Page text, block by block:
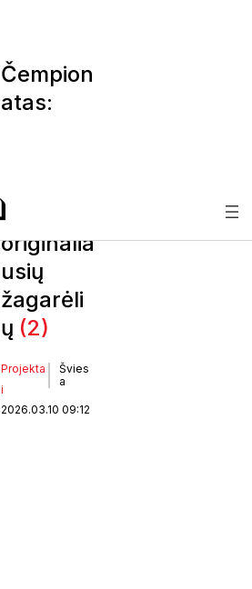
Čempion
atas:
iki
originalia
usių
žagarėli
ų (2)
Projekta
i
Švies
a
2026.03.10 09:12